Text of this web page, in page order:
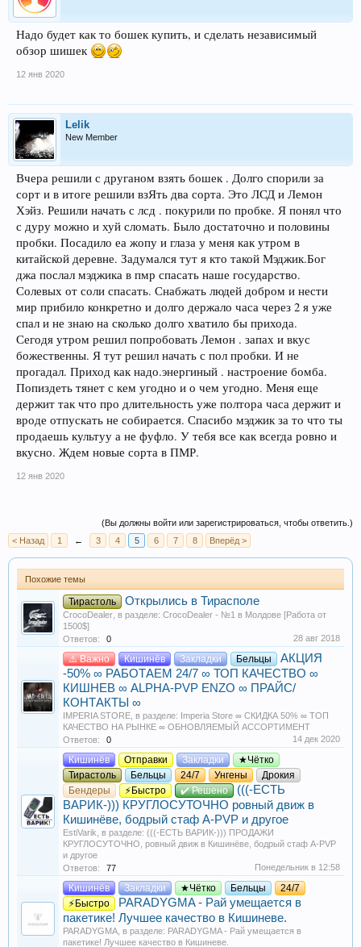
Надо будет как то бошек купить, и сделать независимый
обзор шишек
12 янв 2020
Lelik
New Member
Вчера решили с друганом взять бошек . Долго спорили за
сорт и в итоге решили взЯть два сорта. Это ЛСД и Лемон
Хэйз. Решили начать с лсд . покурили по пробке. Я понял что
с дуру можно и хуй сломать. Было достаточно и половины
пробки. Посадило еа жопу и глаза у меня как утром в
китайской деревне. Задумался тут я кто такой Мэджик.Бог
джа послал мэджика в пмр спасать наше государство.
Солевых от соли спасать. Снабжать людей добром и нести
мир прибило конкретно и долго держало часа через 2 я уже
спал и не знаю на сколько долго хватило бы прихода.
Сегодя утром решил попробовать Лемон . запах и вкус
божественны. Я тут решил начать с пол пробки. И не
прогадал. Приход как надо.энергиный . настроение бомба.
Попиздеть тянет с кем угодно и о чем угодно. Меня еще
держит так что про длительность уже полтора часа держит и
вроде отпускать не собирается. Спасибо мэджик за то что ты
продаешь культуу а не фуфло. У тебя все как всегда ровно и
вкусно. Ждем новые сорта в ПМР.
12 янв 2020
(Вы должны войти или зарегистрироваться, чтобы ответить.)
< Назад
1 ← 3 4 5 6 7 8 Вперёд >
Похожие темы
Тирастоль Открылись в Тирасполе
CrocoDealer , в разделе: CrocoDealer - №1 в Молдове [Работа от
1500$]
Ответов:
0 28 авг 2018
⚠️ Важно Кишинёв Закладки Бельцы
АКЦИЯ
-50% ∞ РАБОТАЕМ 24/7 ∞ ТОП КАЧЕСТВО ∞
КИШНЕВ ∞ ALPHA-PVP ENZO ∞ ПРАЙС/
КОНТАКТЫ ∞
IMPERIA STORE , в разделе: Imperia Store ∞ СКИДКА 50% ∞ ТОП
КАЧЕСТВО НА РЫНКЕ ∞ ОБНОВЛЯЕМЫЙ АССОРТИМЕНТ
Ответов:
0 14 дек 2020
Кишинёв Отправки Закладки
★Чётко
Тирастоль
Бельцы 24/7 Унгены
Дрокия
Бендеры
⚡Быстро ✔️ Решено
(((-ЕСТЬ
ВАРИК-))) КРУГЛОСУТОЧНО ровный движ в
Кишинёве, бодрый стаф A-PVP и другое
EstiVarik , в разделе: (((-ЕСТЬ ВАРИК-))) ПРОДАЖИ
КРУГЛОСУТОЧНО, ровный движ в Кишинёве, бодрый стаф A-PVP
и другое
Ответов:
77 Понедельник в 12:58
Кишинёв Закладки ★Чётко Бельцы
24/7
⚡Быстро
PARADYGMA - Рай умещается в
пакетике! Лучшее качество в Кишиневе.
PARADYGMA , в разделе: PARADYGMA - Рай умещается в
пакетике! Лучшее качество в Кишиневе.